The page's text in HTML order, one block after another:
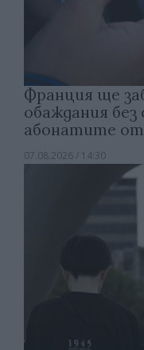
Франция ще
обаждания без
абонатите от
07.08.2026 / 14:30